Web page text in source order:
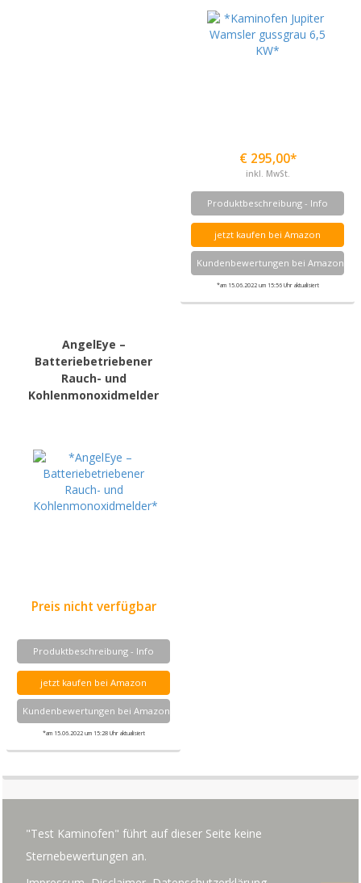
€ 295,00*
inkl. MwSt.
Produktbeschreibung - Info
jetzt kaufen bei Amazon
Kundenbewertungen bei Amazon
*am 15.06.2022 um 15:56 Uhr aktualisiert
AngelEye –
Batteriebetriebener
Rauch- und
Kohlenmonoxidmelder
Preis nicht verfügbar
Produktbeschreibung - Info
jetzt kaufen bei Amazon
Kundenbewertungen bei Amazon
*am 15.06.2022 um 15:28 Uhr aktualisiert
"Test Kaminofen" führt auf dieser Seite keine
Sternebewertungen an.